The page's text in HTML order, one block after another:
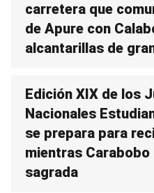
carretera que
de Apure con
alcantarillas de
Edición XIX de los
Nacionales
se prepara para
mientras Carabobo
sagrada